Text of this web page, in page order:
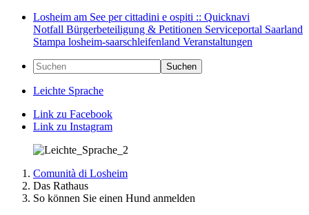
Losheim am See per cittadini e ospiti :: Quicknavi
Notfall Bürgerbeteiligung & Petitionen Serviceportal Saarland
Stampa losheim-saarschleifenland Veranstaltungen
Suchen
Leichte Sprache
Link zu Facebook
Link zu Instagram
Comunità di Losheim
Das Rathaus
So können Sie einen Hund anmelden